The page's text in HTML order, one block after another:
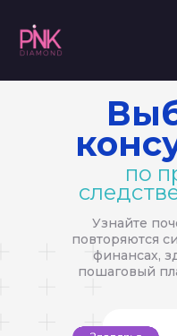
по
Узнайте
повторяются
финансах,
пошаговый